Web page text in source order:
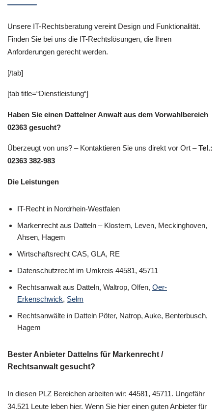
Unsere IT-Rechtsberatung vereint Design und Funktionalität.
Finden Sie bei uns die IT-Rechtslösungen, die Ihren
Anforderungen gerecht werden.
[/tab]
[tab title=“Dienstleistung“]
Haben Sie einen Dattelner Anwalt aus dem Vorwahlbereich
02363 gesucht?
Überzeugt von uns? – Kontaktieren Sie uns direkt vor Ort –Tel.:
02363 382-983
Die Leistungen
IT-Recht in Nordrhein-Westfalen
Markenrecht aus Datteln – Klostern, Leven, Meckinghoven,
Ahsen, Hagem
Wirtschaftsrecht CAS, GLA, RE
Datenschutzrecht im Umkreis 44581, 45711
Rechtsanwalt aus Datteln, Waltrop, Olfen, Oer-
Erkenschwick, Selm
Rechtsanwälte in Datteln Pöter, Natrop, Auke, Benterbusch,
Hagem
Bester Anbieter Dattelns für Markenrecht /
Rechtsanwalt gesucht?
In diesen PLZ Bereichen arbeiten wir: 44581, 45711. Ungefähr
34.521 Leute leben hier. Wenn Sie hier einen guten Anbieter für